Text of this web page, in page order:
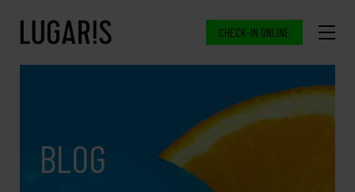
CHECK-IN ONLINE
BLOG